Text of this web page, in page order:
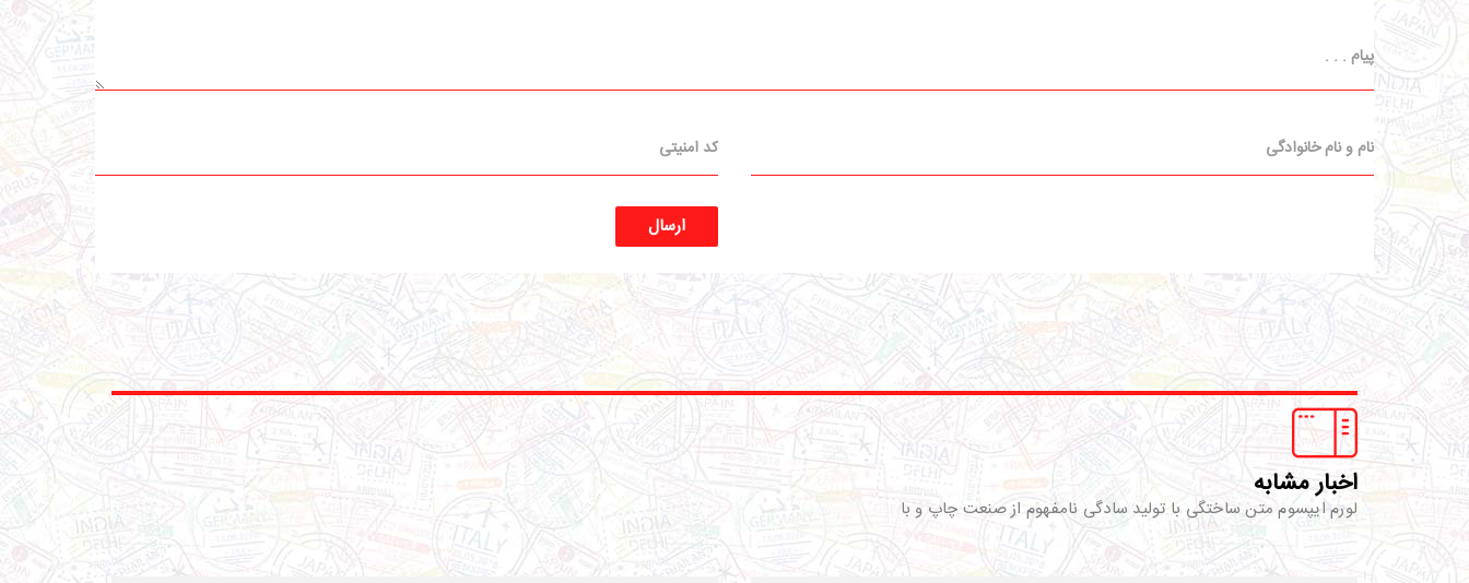
ارسال
اخبار مشابه
لورم ایپسوم متن ساختگی با تولید سادگی نامفهوم از صنعت چاپ و با